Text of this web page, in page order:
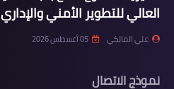
العالي للتطوير الأمني والإداري
علي المالكي 05 أغسطس 2026
نموذج الاتصال